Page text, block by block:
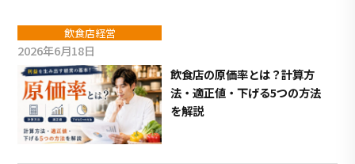
飲食店経営
2026年6月18日
飲食店の原価率とは？計算方
法・適正値・下げる5つの方法
を解説